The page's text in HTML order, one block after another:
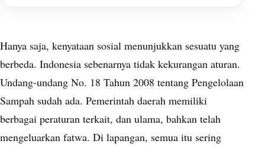
Hanya saja, kenyataan sosial menunjukkan sesuatu yang
berbeda. Indonesia sebenarnya tidak kekurangan aturan.
Undang-undang No. 18 Tahun 2008 tentang Pengelolaan
Sampah sudah ada. Pemerintah daerah memiliki
berbagai peraturan terkait, dan ulama, bahkan telah
mengeluarkan fatwa. Di lapangan, semua itu sering